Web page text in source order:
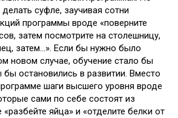
суфле, заучивая сотни
программы вроде «поверните
затем посмотрите на столешницу,
затем…». Если бы нужно было
новом случае, обучение стало бы
остановились в развитии. Вместо
шаги высшего уровня вроде
сами по себе состоят из
яйца» и «отделите белки от